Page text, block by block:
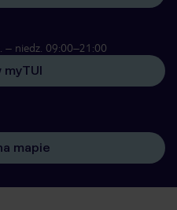
– niedz. 09:00–21:00
myTUI
mapie